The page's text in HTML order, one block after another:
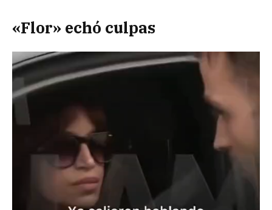
«Flor» echó culpas